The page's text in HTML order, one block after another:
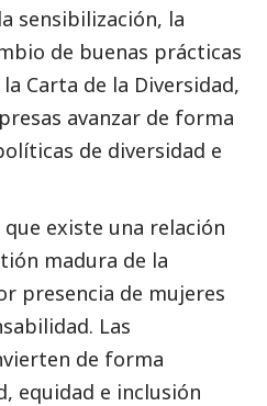
sensibilización, la
de buenas prácticas
Carta de la Diversidad,
avanzar de forma
de diversidad e
existe una relación
madura de la
presencia de mujeres
Las
de forma
equidad e inclusión